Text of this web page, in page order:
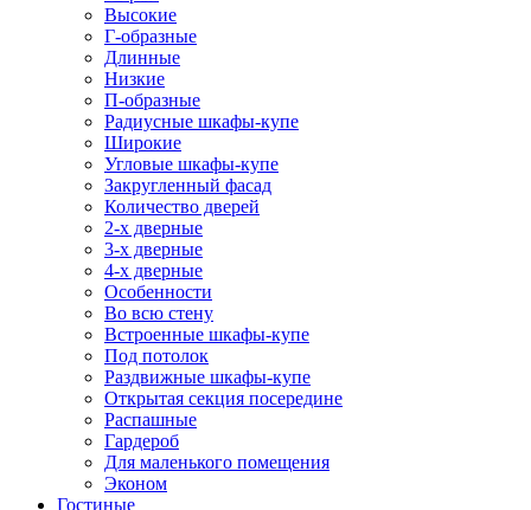
Высокие
Г-образные
Длинные
Низкие
П-образные
Радиусные шкафы-купе
Широкие
Угловые шкафы-купе
Закругленный фасад
Количество дверей
2-х дверные
3-х дверные
4-х дверные
Особенности
Во всю стену
Встроенные шкафы-купе
Под потолок
Раздвижные шкафы-купе
Открытая секция посередине
Распашные
Гардероб
Для маленького помещения
Эконом
Гостиные